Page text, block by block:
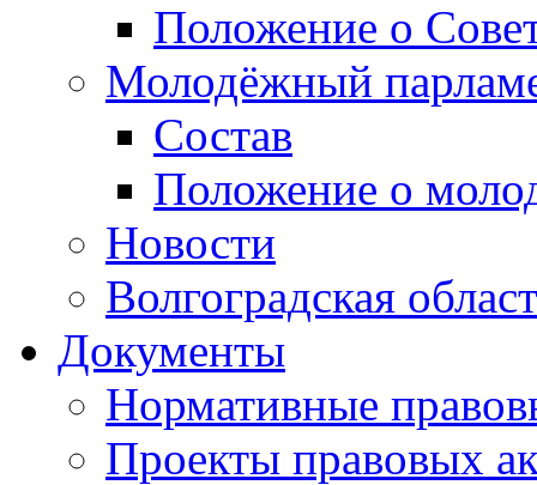
Положение о
Молодёжный
Состав
Положение о
Новости
Волгоградская
Документы
Нормативные
Проекты правовых